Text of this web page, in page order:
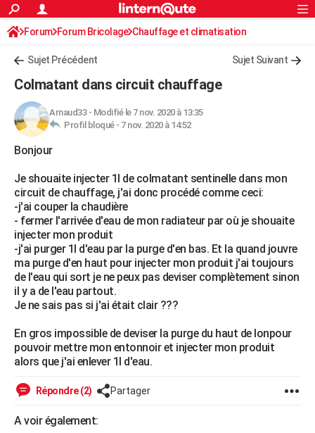
ACTUALITÉS
Politique
Société
Faits Divers
Education
Monde
Villes
+
FINANCE
Retraite
Impôts
Epargne
Immobilier
Risques naturels par ville
Banque
Assurance
Crédit
AUTO
Essais
Réserver un essai
Citadines
Berlines
SUV
Forum auto
+HIGH-TECH
Mobiles
Meilleur smartphone
Internet
Ordinateurs
Jeux vidéo
Guide high-tech
+BRICOLAGE
Forum
Aménagement intérieur
Extérieur
Cuisine
Salle de bains
Jardinage
Rangement
WEEK-END
Guides de France
Escapades
Patrimoine
Expositions
Musées
Week-end nature
LIFESTYLE
Art de vivre
Bien-être
Loisirs
ModeModes de vie
SANTE
Alimentation
Guide de la santé
Maladies
Médicaments
Sommeil
VOYAGE
Destinations
City break
Voyage nature
Voyage de noces
Forum
Climat
+PHOTO
GUIDES D'ACHAT
BONS PLANS
CARTE DE VOEUX
Rechercher
S'inscrire
Connexion
Forum Forum Bricolage Chauffage et climatisation
Sujet Précédent Sujet Suivant
Colmatant dans circuit chauffage
Arnaud33- Modifié le 7 nov. 2020 à 13:35
Profil bloqué - 7 nov. 2020 à 14:52
Bonjour
Je shouaite injecter 1l de colmatant sentinelle dans mon
circuit de chauffage, j'ai donc procédé comme ceci:
-j'ai couper la chaudière
- fermer l'arrivée d'eau de mon radiateur par où je shouaite
injecter mon produit
-j'ai purger 1l d'eau par la purge d'en bas. Et la quand jouvre
ma purge d'en haut pour injecter mon produit j'ai toujours
de l'eau qui sort je ne peux pas deviser complètement sinon
il y a de l'eau partout.
Je ne sais pas si j'ai était clair ???
En gros impossible de deviser la purge du haut de lonpour
pouvoir mettre mon entonnoir et injecter mon produit
alors que j'ai enlever 1l d'eau.
Répondre (2) Partager
A voir également: